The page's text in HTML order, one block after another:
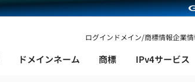
ログイン ドメイン/商標情報企業
ドメインネーム 商標 IPv4サービス